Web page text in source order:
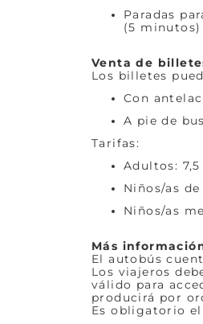
Paradas
(5 minutos)
Venta de
Los billetes
Con
A pie de
Tarifas:
Adultos:
Niños/as
Niños/as
Más
El autobús
Los viajeros
válido para
producirá por
Es obligatorio